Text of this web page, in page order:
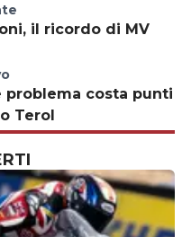
il ricordo di MV
problema costa punti
Terol